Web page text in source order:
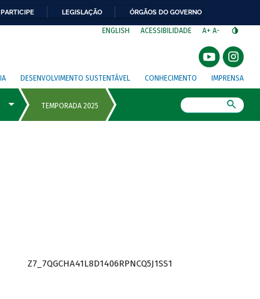
PARTICIPE LEGISLAÇÃO ÓRGÃOS DO GOVERNO
ENGLISH ACESSIBILIDADE A+ A-
DESENVOLVIMENTO SUSTENTÁVEL CONHECIMENTO IMPRENSA
Z7_7QGCHA41L8D1406RPNCQ5J1SS1